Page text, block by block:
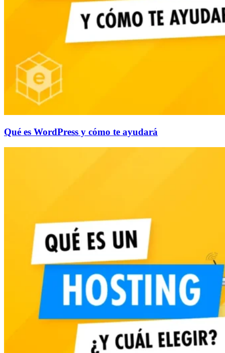
Qué es WordPress y cómo te ayudará